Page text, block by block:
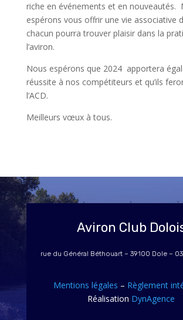
riche en événements et en nouveautés.
espérons vous offrir une vie associative
chacun pourra trouver plaisir dans la
l’aviron.
Nous espérons que 2024 apportera
réussite à nos compétiteurs et qu’ils
l’ACD.
Meilleurs vœux à tous.
Aviron Club
rue du Général Béthouart – 39100 Dole –
Mentions légales – Règlement
Réalisation DynAgence